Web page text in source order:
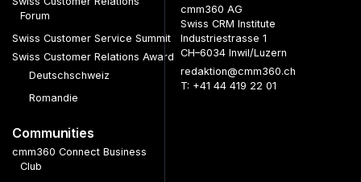
Forum
Swiss Customer Service Summit
Swiss Customer Relations Award
Deutschschweiz
Romandie
Communities
cmm360 Connect Business
Club
cmm360 AG
Swiss CRM Institute
Industriestrasse 1
CH–6034 Inwil/Luzern
redaktion@cmm360.ch
T: +41 44 419 22 01